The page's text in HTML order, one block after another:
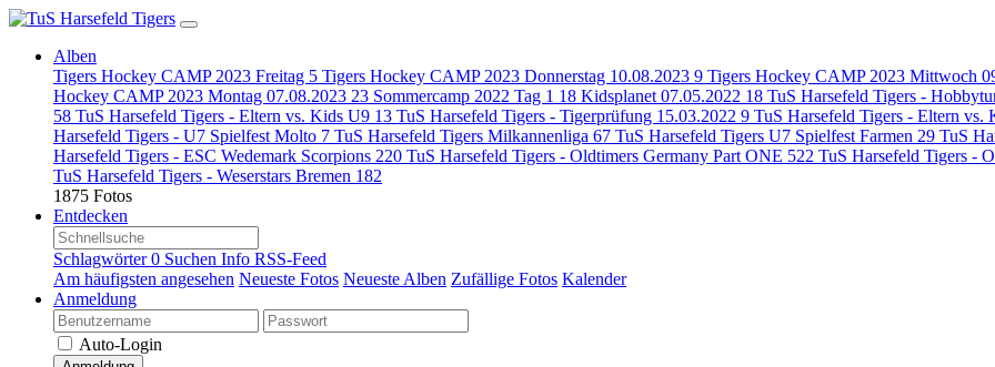
Alben
Tigers Hockey CAMP 2023 Freitag 5 Tigers Hockey CAMP 2023 Donnerstag 10.08.2023 9 Tigers Hockey CAMP 2023 Mittwoch
Hockey CAMP 2023 Montag 07.08.2023 23 Sommercamp 2022 Tag 1 18 Kidsplanet 07.05.2022 18 TuS Harsefeld Tigers -
58 TuS Harsefeld Tigers - Eltern vs. Kids U9 13 TuS Harsefeld Tigers - Tigerprüfung 15.03.2022 9 TuS Harsefeld Tigers - Eltern vs.
Harsefeld Tigers - U7 Spielfest Molto 7 TuS Harsefeld Tigers Milkannenliga 67 TuS Harsefeld Tigers U7 Spielfest Farmen 29 TuS
Harsefeld Tigers - ESC Wedemark Scorpions 220 TuS Harsefeld Tigers - Oldtimers Germany Part ONE 522 TuS Harsefeld Tigers -
TuS Harsefeld Tigers - Weserstars Bremen 182
1875 Fotos
Entdecken
Schlagwörter0 Suchen Info RSS-Feed
Am häufigsten angesehen Neueste Fotos Neueste Alben Zufällige Fotos Kalender
Anmeldung
Auto-Login